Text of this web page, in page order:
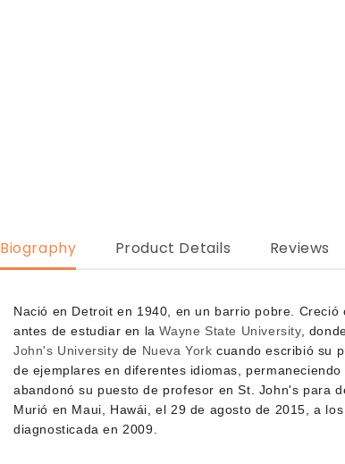
Biography Product Details Reviews
Nació en Detroit en 1940, en un barrio pobre. Creció
antes de estudiar en laWayne State University,
John's University de Nueva York cuando escribió su
de ejemplares en diferentes idiomas,
abandonó su puesto de profesor en St. John's para
Murió en Maui, Hawái, el 29 de agosto de 2015, a
diagnosticada en 2009.